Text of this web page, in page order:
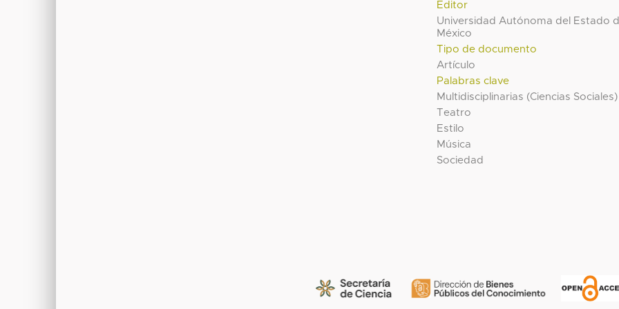
Editor
Universidad Autónoma del Estado
México
Tipo de documento
Artículo
Palabras clave
Multidisciplinarias (Ciencias Sociales)
Teatro
Estilo
Música
Sociedad